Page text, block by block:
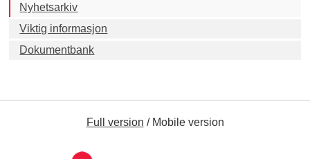
Nyhetsarkiv
Viktig informasjon
Dokumentbank
Full version /Mobile version